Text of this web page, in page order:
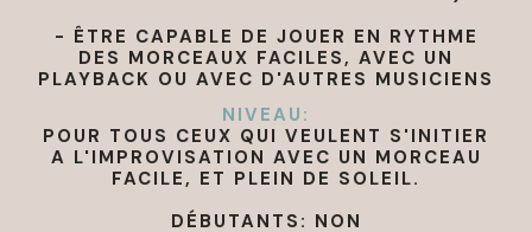
- ÊTRE CAPABLE DE JOUER EN RYTHME
DES MORCEAUX FACILES, AVEC UN
PLAYBACK OU AVEC D'AUTRES MUSICIENS
NIVEAU:
POUR TOUS CEUX QUI VEULENT S'INITIER
A L'IMPROVISATION AVEC UN MORCEAU
FACILE, ET PLEIN DE SOLEIL.
DÉBUTANTS: NON